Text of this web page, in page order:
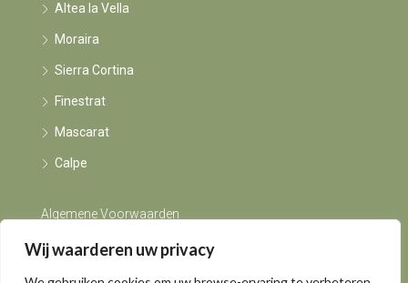
Wij waarderen uw privacy
Altea la Vella
Moraira
Sierra Cortina
Finestrat
Mascarat
Calpe
Algemene Voorwaarden